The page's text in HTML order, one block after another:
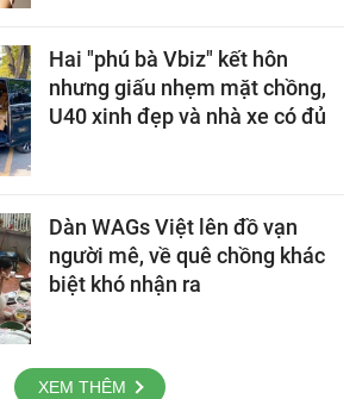
Hai "phú bà Vbiz" kết hôn
nhưng giấu nhẹm mặt chồng,
U40 xinh đẹp và nhà xe có đủ
Dàn WAGs Việt lên đồ vạn
người mê, về quê chồng khác
biệt khó nhận ra
XEM THÊM